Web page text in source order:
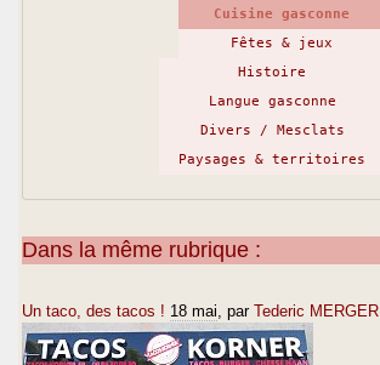
Cuisine gasconne
Fêtes & jeux
Histoire
Langue gasconne
Divers / Mesclats
Paysages & territoires
Dans la même rubrique :
Un taco, des tacos ! 18 mai , par Tederic MERGER